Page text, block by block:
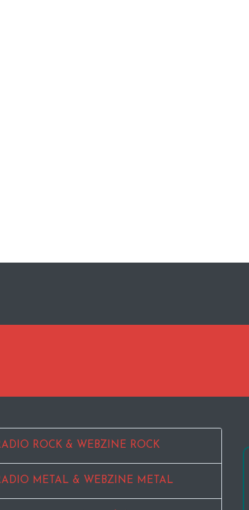
ROCK & WEBZINE ROCK
METAL & WEBZINE METAL